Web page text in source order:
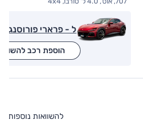
ל - פרארי פורוסנגווה
הוספת רכב להשוואה
להשוואות נוספות